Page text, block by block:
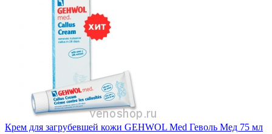
Крем для загрубевшей кожи GEHWOL Med Геволь Мед 75 мл